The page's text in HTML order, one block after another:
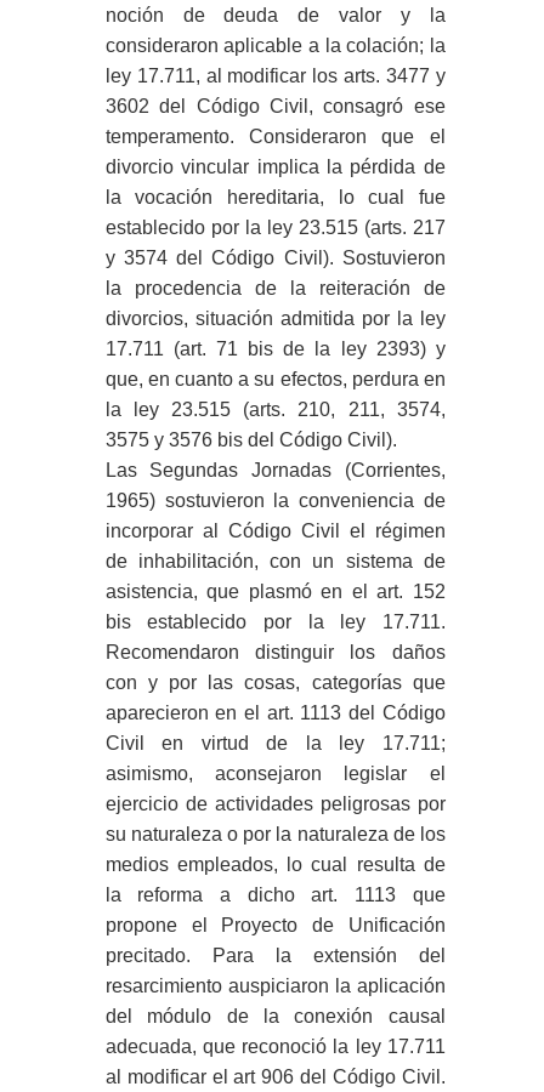
noción de deuda de valor y la
consideraron aplicable a la colación; la
ley 17.711, al modificar los arts. 3477 y
3602 del Código Civil, consagró ese
temperamento. Consideraron que el
divorcio vincular implica la pérdida de
la vocación hereditaria, lo cual fue
establecido por la ley 23.515 (arts. 217
y 3574 del Código Civil). Sostuvieron
la procedencia de la reiteración de
divorcios, situación admitida por la ley
17.711 (art. 71 bis de la ley 2393) y
que, en cuanto a su efectos, perdura en
la ley 23.515 (arts. 210, 211, 3574,
3575 y 3576 bis del Código Civil).
Las Segundas Jornadas (Corrientes,
1965) sostuvieron la conveniencia de
incorporar al Código Civil el régimen
de inhabilitación, con un sistema de
asistencia, que plasmó en el art. 152
bis establecido por la ley 17.711.
Recomendaron distinguir los daños
con y por las cosas, categorías que
aparecieron en el art. 1113 del Código
Civil en virtud de la ley 17.711;
asimismo, aconsejaron legislar el
ejercicio de actividades peligrosas por
su naturaleza o por la naturaleza de los
medios empleados, lo cual resulta de
la reforma a dicho art. 1113 que
propone el Proyecto de Unificación
precitado. Para la extensión del
resarcimiento auspiciaron la aplicación
del módulo de la conexión causal
adecuada, que reconoció la ley 17.711
al modificar el art 906 del Código Civil.